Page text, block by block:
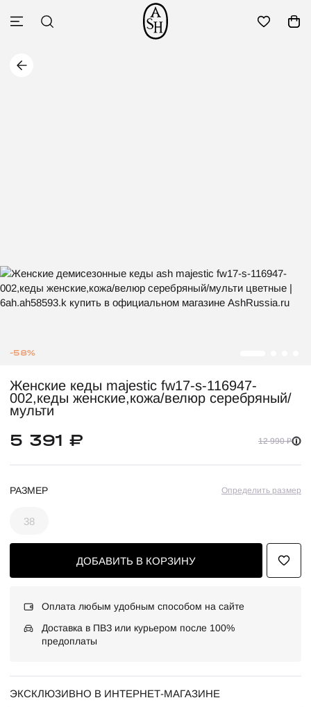
-58%
Женские кеды majestic fw17-s-116947-
002,кеды женские,кожа/велюр серебряный/
мульти
5 391 ₽ 12 990 ₽
РАЗМЕР Определить размер
38
ДОБАВИТЬ В КОРЗИНУ
Оплата любым удобным способом на сайте
Доставка в ПВЗ или курьером после 100%
предоплаты
ЭКСКЛЮЗИВНО В ИНТЕРНЕТ-МАГАЗИНЕ